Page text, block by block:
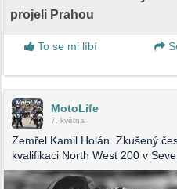
projeli Prahou
To se mi líbí
MotoLife
7. května
Zemřel Kamil Holán. Zkušený
kvalifikaci North West 200 v